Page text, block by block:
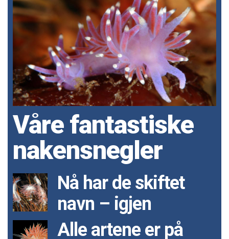
Våre fantastiske
nakensnegler
Nå har de skiftet
navn – igjen
Alle artene er på